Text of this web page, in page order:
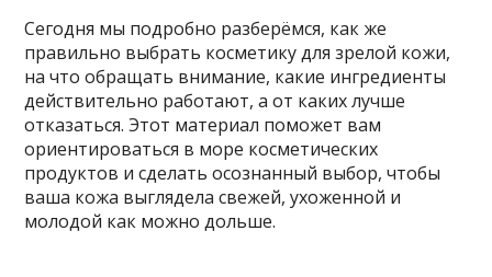
Сегодня мы подробно разберёмся, как же
правильно выбрать косметику для зрелой кожи,
на что обращать внимание, какие ингредиенты
действительно работают, а от каких лучше
отказаться. Этот материал поможет вам
ориентироваться в море косметических
продуктов и сделать осознанный выбор, чтобы
ваша кожа выглядела свежей, ухоженной и
молодой как можно дольше.